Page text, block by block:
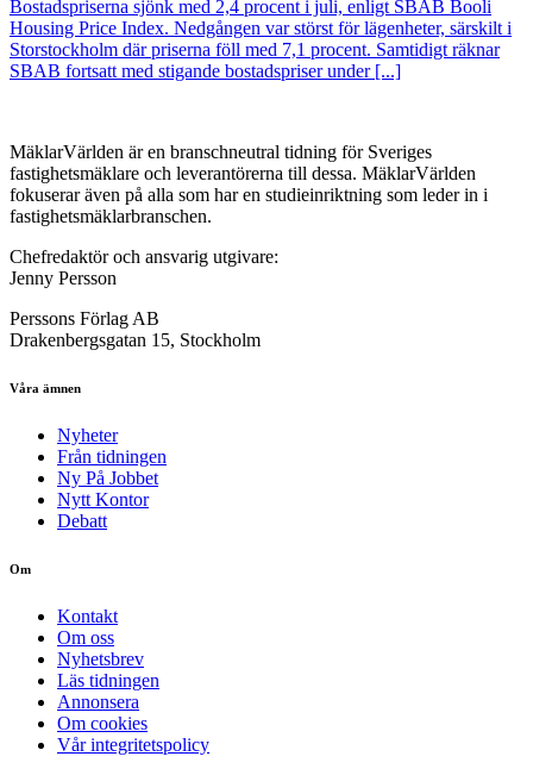
Bostadspriserna sjönk med 2,4 procent i juli, enligt SBAB Booli
Housing Price Index. Nedgången var störst för lägenheter, särskilt i
Storstockholm där priserna föll med 7,1 procent. Samtidigt räknar
SBAB fortsatt med stigande bostadspriser under [...]
MäklarVärlden är en branschneutral tidning för Sveriges
fastighetsmäklare och leverantörerna till dessa. MäklarVärlden
fokuserar även på alla som har en studieinriktning som leder in i
fastighetsmäklarbranschen.
Chefredaktör och ansvarig utgivare:
Jenny Persson
Perssons Förlag AB
Drakenbergsgatan 15, Stockholm
Våra ämnen
Nyheter
Från tidningen
Ny På Jobbet
Nytt Kontor
Debatt
Om
Kontakt
Om oss
Nyhetsbrev
Läs tidningen
Annonsera
Om cookies
Vår integritetspolicy